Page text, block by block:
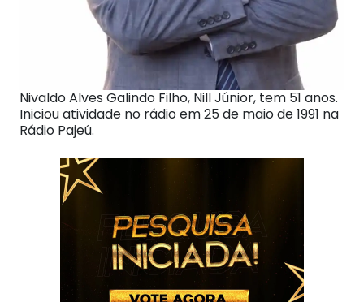
Nivaldo Alves Galindo Filho, Nill Júnior, tem 51 anos.
Iniciou atividade no rádio em 25 de maio de 1991 na
Rádio Pajeú.